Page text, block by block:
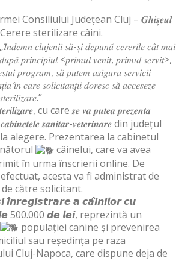
Consiliului Județean Cluj – 𝑮𝒉𝒊𝒔̦𝒆𝒖𝒍
Cerere sterilizare câini.
𝑐𝑙𝑢𝑗𝑒𝑛𝑖𝑖 𝑠𝑎̆-𝑠̦𝑖 𝑑𝑒𝑝𝑢𝑛𝑎̆ 𝑐𝑒𝑟𝑒𝑟𝑖𝑙𝑒 𝑐𝑎̂𝑡 𝑚𝑎𝑖
𝑝𝑟𝑖𝑛𝑐𝑖𝑝𝑖𝑢𝑙 <𝑝𝑟𝑖𝑚𝑢𝑙 𝑣𝑒𝑛𝑖𝑡, 𝑝𝑟𝑖𝑚𝑢𝑙 𝑠𝑒𝑟𝑣𝑖𝑡>,
𝑝𝑟𝑜𝑔𝑟𝑎𝑚, 𝑠𝑎̆ 𝑝𝑢𝑡𝑒𝑚 𝑎𝑠𝑖𝑔𝑢𝑟𝑎 𝑠𝑒𝑟𝑣𝑖𝑐𝑖𝑖
𝑐𝑎𝑟𝑒 𝑠𝑜𝑙𝑖𝑐𝑖𝑡𝑎𝑛𝑡̦𝑖𝑖 𝑑𝑜𝑟𝑒𝑠𝑐 𝑠𝑎̆ 𝑎𝑐𝑐𝑒𝑠𝑒𝑧𝑒
cu care 𝒔𝒆 𝒗𝒂 𝒑𝒖𝒕𝒆𝒂 𝒑𝒓𝒆𝒛𝒆𝒏𝒕𝒂
𝒄𝒂𝒃𝒊𝒏𝒆𝒕𝒆𝒍𝒆 𝒔𝒂𝒏𝒊𝒕𝒂𝒓-𝒗𝒆𝒕𝒆𝒓𝒊𝒏𝒂𝒓𝒆 din județul
alegere. Prezentarea la cabinetul
câinelui, care va avea
în urma înscrierii online. De
acesta va fi administrat de
către solicitant.
𝙖 𝙘𝙖̂𝙞𝙣𝙞𝙡𝙤𝙧 𝙘𝙪
500.000 𝙙𝙚 𝙡𝙚𝙞, reprezintă un
populației canine și prevenirea
sau reședința pe raza
Cluj-Napoca, care dispune deja de